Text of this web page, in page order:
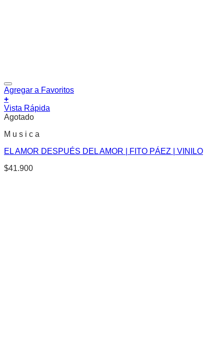
Agregar a Favoritos
+
Vista Rápida
Agotado
M u s i c a
EL AMOR DESPUÉS DEL AMOR | FITO PÁEZ | VINILO
$41.900